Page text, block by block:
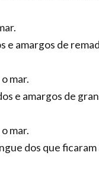
e amargos de
mar.
e amargos de
mar.
dos que